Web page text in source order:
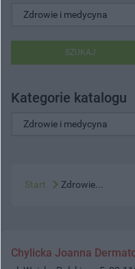
SZUKAJ
Kategorie katalogu
Start Zdrowie...
Chylicka Joanna